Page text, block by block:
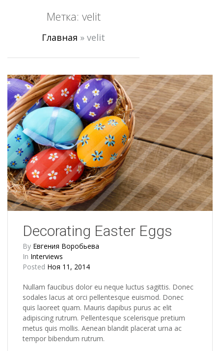
Метка: velit
Главная » velit
Decorating Easter Eggs
By Евгения Воробьева
In Interviews
Posted Ноя 11, 2014
Nullam faucibus dolor eu neque luctus sagittis. Donec
sodales lacus at orci pellentesque euismod. Donec
quis laoreet quam. Mauris dapibus purus ac elit
adipiscing rutrum. Pellentesque scelerisque pretium
metus quis mollis. Aenean blandit placerat urna ac
tempor bibendum rutrum.